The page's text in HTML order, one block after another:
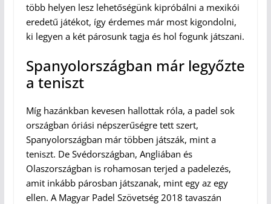
több helyen lesz lehetőségünk kipróbálni a mexikói
eredetű játékot, így érdemes már most kigondolni,
ki legyen a két párosunk tagja és hol fogunk játszani.
Spanyolországban már legyőzte
a teniszt
Míg hazánkban kevesen hallottak róla, a padel sok
országban óriási népszerűségre tett szert,
Spanyolországban már többen játszák, mint a
teniszt. De Svédországban, Angliában és
Olaszországban is rohamosan terjed a padelezés,
amit inkább párosban játszanak, mint egy az egy
ellen. A Magyar Padel Szövetség 2018 tavaszán